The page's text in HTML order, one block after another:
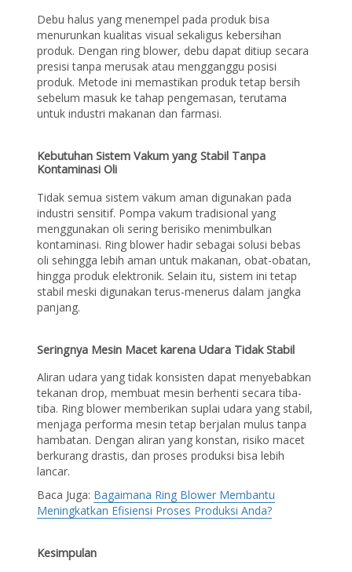
Debu halus yang menempel pada produk bisa
menurunkan kualitas visual sekaligus kebersihan
produk. Dengan ring blower, debu dapat ditiup secara
presisi tanpa merusak atau mengganggu posisi
produk. Metode ini memastikan produk tetap bersih
sebelum masuk ke tahap pengemasan, terutama
untuk industri makanan dan farmasi.
Kebutuhan Sistem Vakum yang Stabil Tanpa
Kontaminasi Oli
Tidak semua sistem vakum aman digunakan pada
industri sensitif. Pompa vakum tradisional yang
menggunakan oli sering berisiko menimbulkan
kontaminasi. Ring blower hadir sebagai solusi bebas
oli sehingga lebih aman untuk makanan, obat-obatan,
hingga produk elektronik. Selain itu, sistem ini tetap
stabil meski digunakan terus-menerus dalam jangka
panjang.
Seringnya Mesin Macet karena Udara Tidak Stabil
Aliran udara yang tidak konsisten dapat menyebabkan
tekanan drop, membuat mesin berhenti secara tiba-
tiba. Ring blower memberikan suplai udara yang stabil,
menjaga performa mesin tetap berjalan mulus tanpa
hambatan. Dengan aliran yang konstan, risiko macet
berkurang drastis, dan proses produksi bisa lebih
lancar.
Baca Juga: Bagaimana Ring Blower Membantu
Meningkatkan Efisiensi Proses Produksi Anda?
Kesimpulan